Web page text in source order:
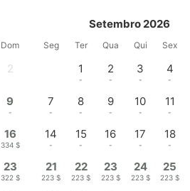
Dom
2
9
-
16
334 $
23
322 $
Setembro 2026
Seg Ter Qua Qui Sex
1
-
2
-
3
-
4
-
7
-
8
-
9
-
10
-
11
-
14
-
15
-
16
-
17
-
18
-
21
223 $
22
223 $
23
223 $
24
223 $
25
223 $